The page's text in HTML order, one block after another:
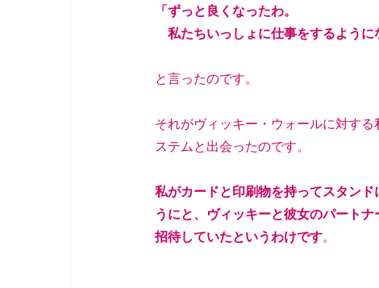
「ずっと良くなったわ。
私たちいっしょに仕事をするように
と言ったのです。
それがヴィッキー・ウォールに対す
ステムと出会ったのです。
私がカードと印刷物を持ってスタン
うにと、ヴィッキーと彼女のパート
招待していたというわけです。